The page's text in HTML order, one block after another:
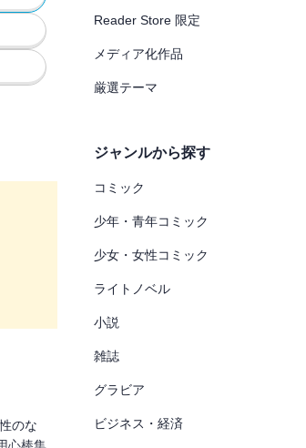
のな
Reader Store 限定
メディア化作品
厳選テーマ
ジャンルから探す
コミック
少年・青年コミック
少女・女性コミック
ライトノベル
小説
雑誌
グラビア
ビジネス・経済